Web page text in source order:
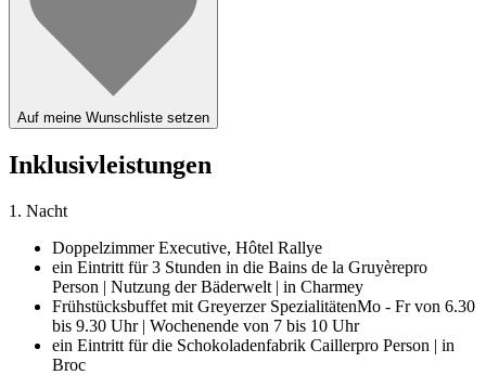
Auf meine Wunschliste setzen
Inklusivleistungen
1. Nacht
Doppelzimmer Executive, Hôtel Rallye
ein Eintritt für 3 Stunden in die Bains de la Gruyèrepro
Person | Nutzung der Bäderwelt | in Charmey
Frühstücksbuffet mit Greyerzer SpezialitätenMo - Fr von 6.30
bis 9.30 Uhr | Wochenende von 7 bis 10 Uhr
ein Eintritt für die Schokoladenfabrik Caillerpro Person | in
Broc